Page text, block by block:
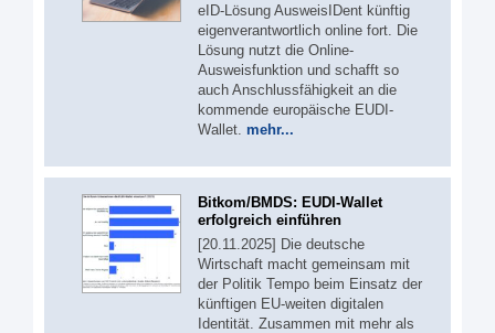
eID-Lösung AusweisIDent künftig
eigenverantwortlich online fort. Die
Lösung nutzt die Online-
Ausweisfunktion und schafft so
auch Anschlussfähigkeit an die
kommende europäische EUDI-
Wallet. mehr...
Bitkom/BMDS: EUDI-Wallet
erfolgreich einführen
[20.11.2025] Die deutsche
Wirtschaft macht gemeinsam mit
der Politik Tempo beim Einsatz der
künftigen EU-weiten digitalen
Identität. Zusammen mit mehr als